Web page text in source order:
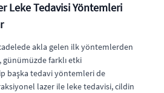
Leke Tedavisi Yöntemleri
akla gelen ilk yöntemlerden
günümüzde farklı etki
başka tedavi yöntemleri de
lazer ile leke tedavisi, cildin